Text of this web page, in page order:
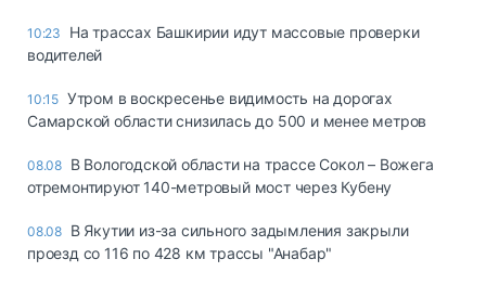
10:23
На трассах Башкирии идут массовые проверки
водителей
10:15 Утром в воскресенье видимость на дорогах
Самарской области снизилась до 500 и менее метров
08.08 В Вологодской области на трассе Сокол – Вожега
отремонтируют 140-метровый мост через Кубену
08.08 В Якутии из-за сильного задымления закрыли
проезд со 116 по 428 км трассы "Анабар"